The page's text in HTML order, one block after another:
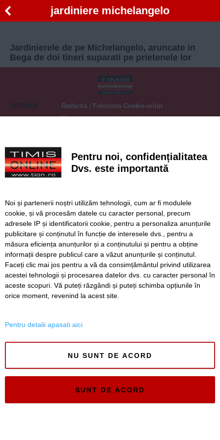
jardiniere michelangelo
Jardinierele de pe Michelangelo, aruncate in
Bega de doi tineri suparati pe prietenele lor
SERVICII Redactia
Folosinta Cookie-urilor
Termeni si conditii de utilizare
Timiș Online
ISSN 3008-2323
ISSN-L 3008-2323
Pentru noi, confidențialitatea
Dvs. este importantă
Noi și partenerii noștri utilizăm tehnologii, cum ar fi modulele
cookie, și vă procesăm datele cu caracter personal, precum
adresele IP și identificatorii cookie, pentru a personaliza anunțurile
publicitare și conținutul în funcție de interesele dvs., pentru a
măsura eficiența anunțurilor și a conținutului și pentru a obține
informații despre publicul care a văzut anunțurile și conținutul.
Faceți clic mai jos pentru a vă da consimțământul privind utilizarea
acestei tehnologii și procesarea datelor dvs. cu caracter personal în
aceste scopuri. Vă puteți răzgândi și puteți schimba opțiunile în
orice moment, revenind la acest site.
Pentru detalii apasati aici
NU SUNT DE ACORD
SUNT DE ACORD